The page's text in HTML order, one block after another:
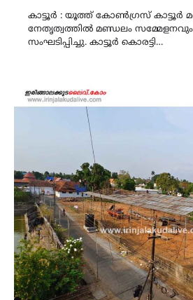
കാട്ടൂർ : യൂത്ത് കോൺഗ്രസ്‌ കാട്ടൂർ
നേതൃത്വത്തിൽ മണ്ഡലം
സംഘടിപ്പിച്ചു. കാട്ടൂർ കൊരട്ടി…